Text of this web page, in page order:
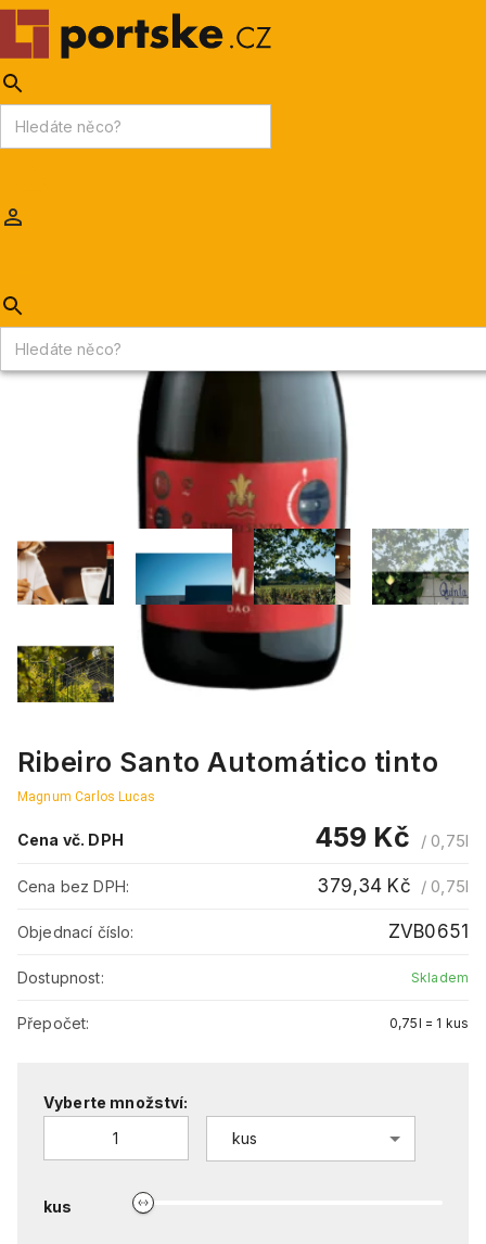
KPDV AKCE PORTSKÉ VÍNO
Portske.cz
Ribeiro Santo Automático tinto
Magnum Carlos Lucas
Cena vč. DPH 459 Kč / 0,75l
Cena bez DPH: 379,34 Kč / 0,75l
Objednací číslo: ZVB0651
Dostupnost: Skladem
Přepočet: 0,75l = 1 kus
Vyberte množství:
kus
kus